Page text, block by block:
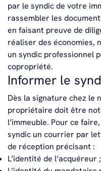
par le syndic de votre
rassembler les
en faisant preuve de
réaliser des économies,
un syndic professionnel
copropriété.
Informer le
Dès la signature chez le
propriétaire doit être
l’immeuble. Pour ce
syndic un courrier par
de réception précisant :
L’identité de l’acquéreur ;